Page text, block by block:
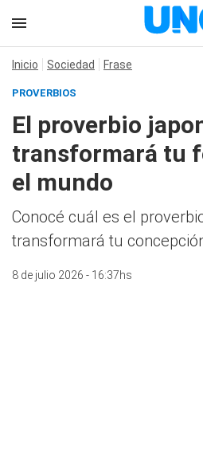
Inicio Sociedad Frase
PROVERBIOS
El proverbio
transformará tu
el mundo
Conocé cuál es el
transformará tu
8 de julio 2026 - 16:37hs